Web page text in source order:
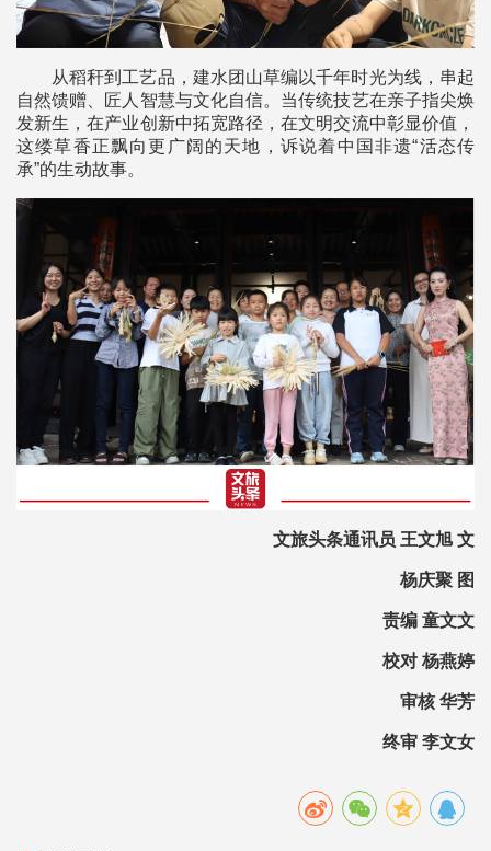
从稻秆到工艺品，建水团山草编以千年时光为线，串起
自然馈赠、匠人智慧与文化自信。当传统技艺在亲子指尖焕
发新生，在产业创新中拓宽路径，在文明交流中彰显价值，
这缕草香正飘向更广阔的天地，诉说着中国非遗“活态传
承”的生动故事。
文旅头条通讯员 王文旭 文
杨庆聚 图
责编 童文文
校对 杨燕婷
审核 华芳
终审 李文女